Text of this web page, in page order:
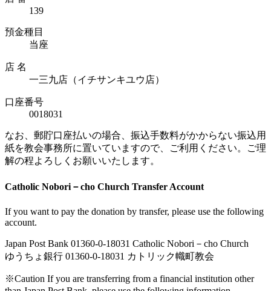
139
預金種目
当座
店 名
一三九店（イチサンキユウ店）
口座番号
0018031
なお、郵貯口座払いの場合、振込手数料がかからない振込用
紙を教会事務所に置いていますので、ご利用ください。ご理
解の程よろしくお願いいたします。
Catholic Nobori－cho Church Transfer Account
If you want to pay the donation by transfer, please use the following
account.
Japan Post Bank 01360-0-18031 Catholic Nobori－cho Church
ゆうちょ銀行 01360-0-18031 カトリック幟町教会
※Caution If you are transferring from a financial institution other